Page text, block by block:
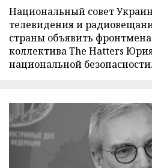
Национальный совет
телевидения и
страны объявить
коллектива The Hatters
национальной безопасности.